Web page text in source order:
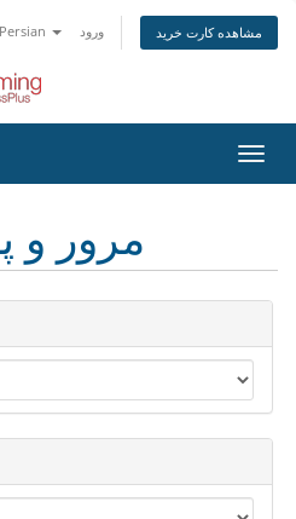
Persian ورود مشاهده کارت خرید
تغییر
مرور و